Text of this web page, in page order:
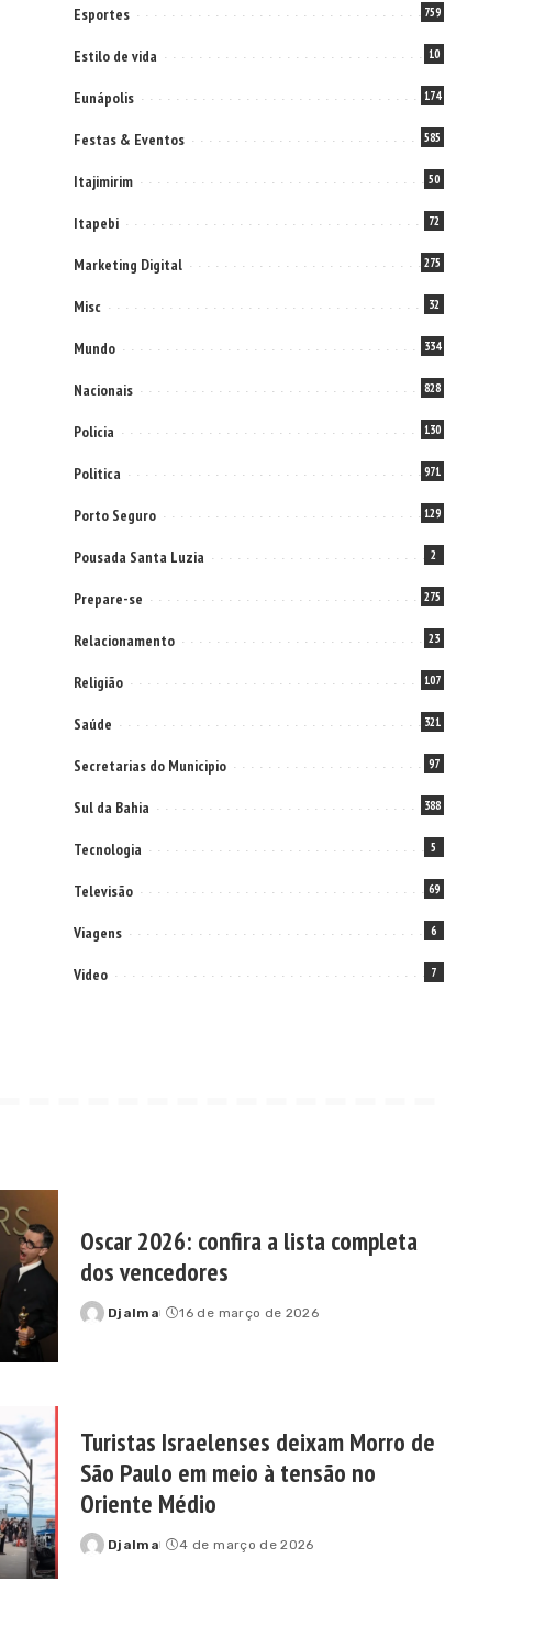
Esportes 759
Estilo de vida 10
Eunápolis 174
Festas & Eventos 585
Itajimirim 50
Itapebi 72
Marketing Digital 275
Misc 32
Mundo 334
Nacionais 828
Policia 130
Politica 971
Porto Seguro 129
Pousada Santa Luzia 2
Prepare-se 275
Relacionamento 23
Religião 107
Saúde 321
Secretarias do Municipio 97
Sul da Bahia 388
Tecnologia 5
Televisão 69
Viagens 6
Video 7
Oscar 2026: confira a lista completa
dos vencedores
Posted
Djalma 16 de março de 2026
Turistas Israelenses deixam Morro de
São Paulo em meio à tensão no
Oriente Médio
Posted
Djalma 4 de março de 2026